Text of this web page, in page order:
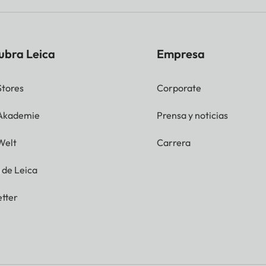
Leica
de Leica
Empresa
Corporate
Prensa y noticias
Carrera